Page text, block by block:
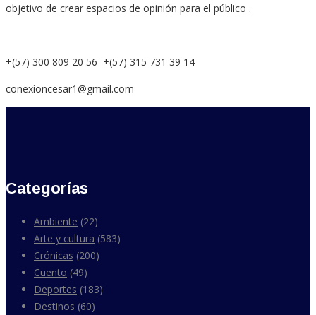
objetivo de crear espacios de opinión para el público .
+(57) 300 809 20 56 +(57) 315 731 39 14
conexioncesar1@gmail.com
Categorías
Ambiente (22)
Arte y cultura (583)
Crónicas (200)
Cuento (49)
Deportes (183)
Destinos (60)